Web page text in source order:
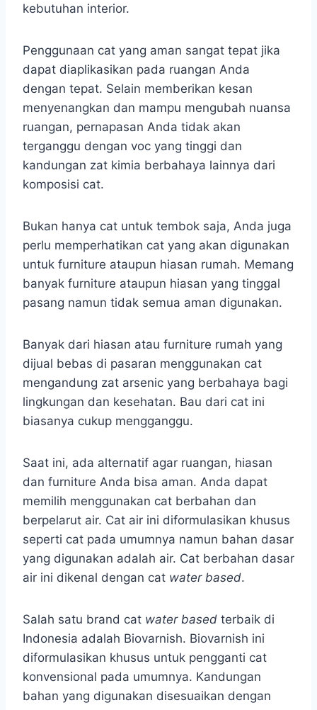
kebutuhan interior.
Penggunaan cat yang aman sangat tepat jika
dapat diaplikasikan pada ruangan Anda
dengan tepat. Selain memberikan kesan
menyenangkan dan mampu mengubah nuansa
ruangan, pernapasan Anda tidak akan
terganggu dengan voc yang tinggi dan
kandungan zat kimia berbahaya lainnya dari
komposisi cat.
Bukan hanya cat untuk tembok saja, Anda juga
perlu memperhatikan cat yang akan digunakan
untuk furniture ataupun hiasan rumah. Memang
banyak furniture ataupun hiasan yang tinggal
pasang namun tidak semua aman digunakan.
Banyak dari hiasan atau furniture rumah yang
dijual bebas di pasaran menggunakan cat
mengandung zat arsenic yang berbahaya bagi
lingkungan dan kesehatan. Bau dari cat ini
biasanya cukup mengganggu.
Saat ini, ada alternatif agar ruangan, hiasan
dan furniture Anda bisa aman. Anda dapat
memilih menggunakan cat berbahan dan
berpelarut air. Cat air ini diformulasikan khusus
seperti cat pada umumnya namun bahan dasar
yang digunakan adalah air. Cat berbahan dasar
air ini dikenal dengan cat water based.
Salah satu brand cat water based terbaik di
Indonesia adalah Biovarnish. Biovarnish ini
diformulasikan khusus untuk pengganti cat
konvensional pada umumnya. Kandungan
bahan yang digunakan disesuaikan dengan